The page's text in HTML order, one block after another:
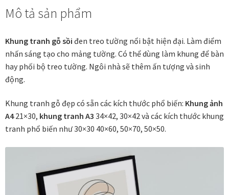
Các dòng giấy in Giclee
Catalogue
Catalogue Bộ Sưu Tập Mã Vương
Dây treo Tết Bính Ngọ 2026
Đóng khung tranh theo yêu cầu
Đóng khung tranh thảm Dubai
thước
OAKD
số
lượng
Mô tả sản phẩm
Khung tranh gỗ sồi đen treo tường nổi bật hiện đại. Làm điểm
nhấn sáng tạo cho mảng tường. Có thể dùng làm khung để bàn
hay phối bộ treo tường. Ngôi nhà sẽ thêm ấn tượng và sinh
động.
Khung tranh gỗ đẹp có sẵn các kích thước phổ biến: Khung ảnh
A421×30, khung tranh A3 34×42, 30×42 và các kích thước khung
tranh phổ biến như 30×30 40×60, 50×70, 50×50.